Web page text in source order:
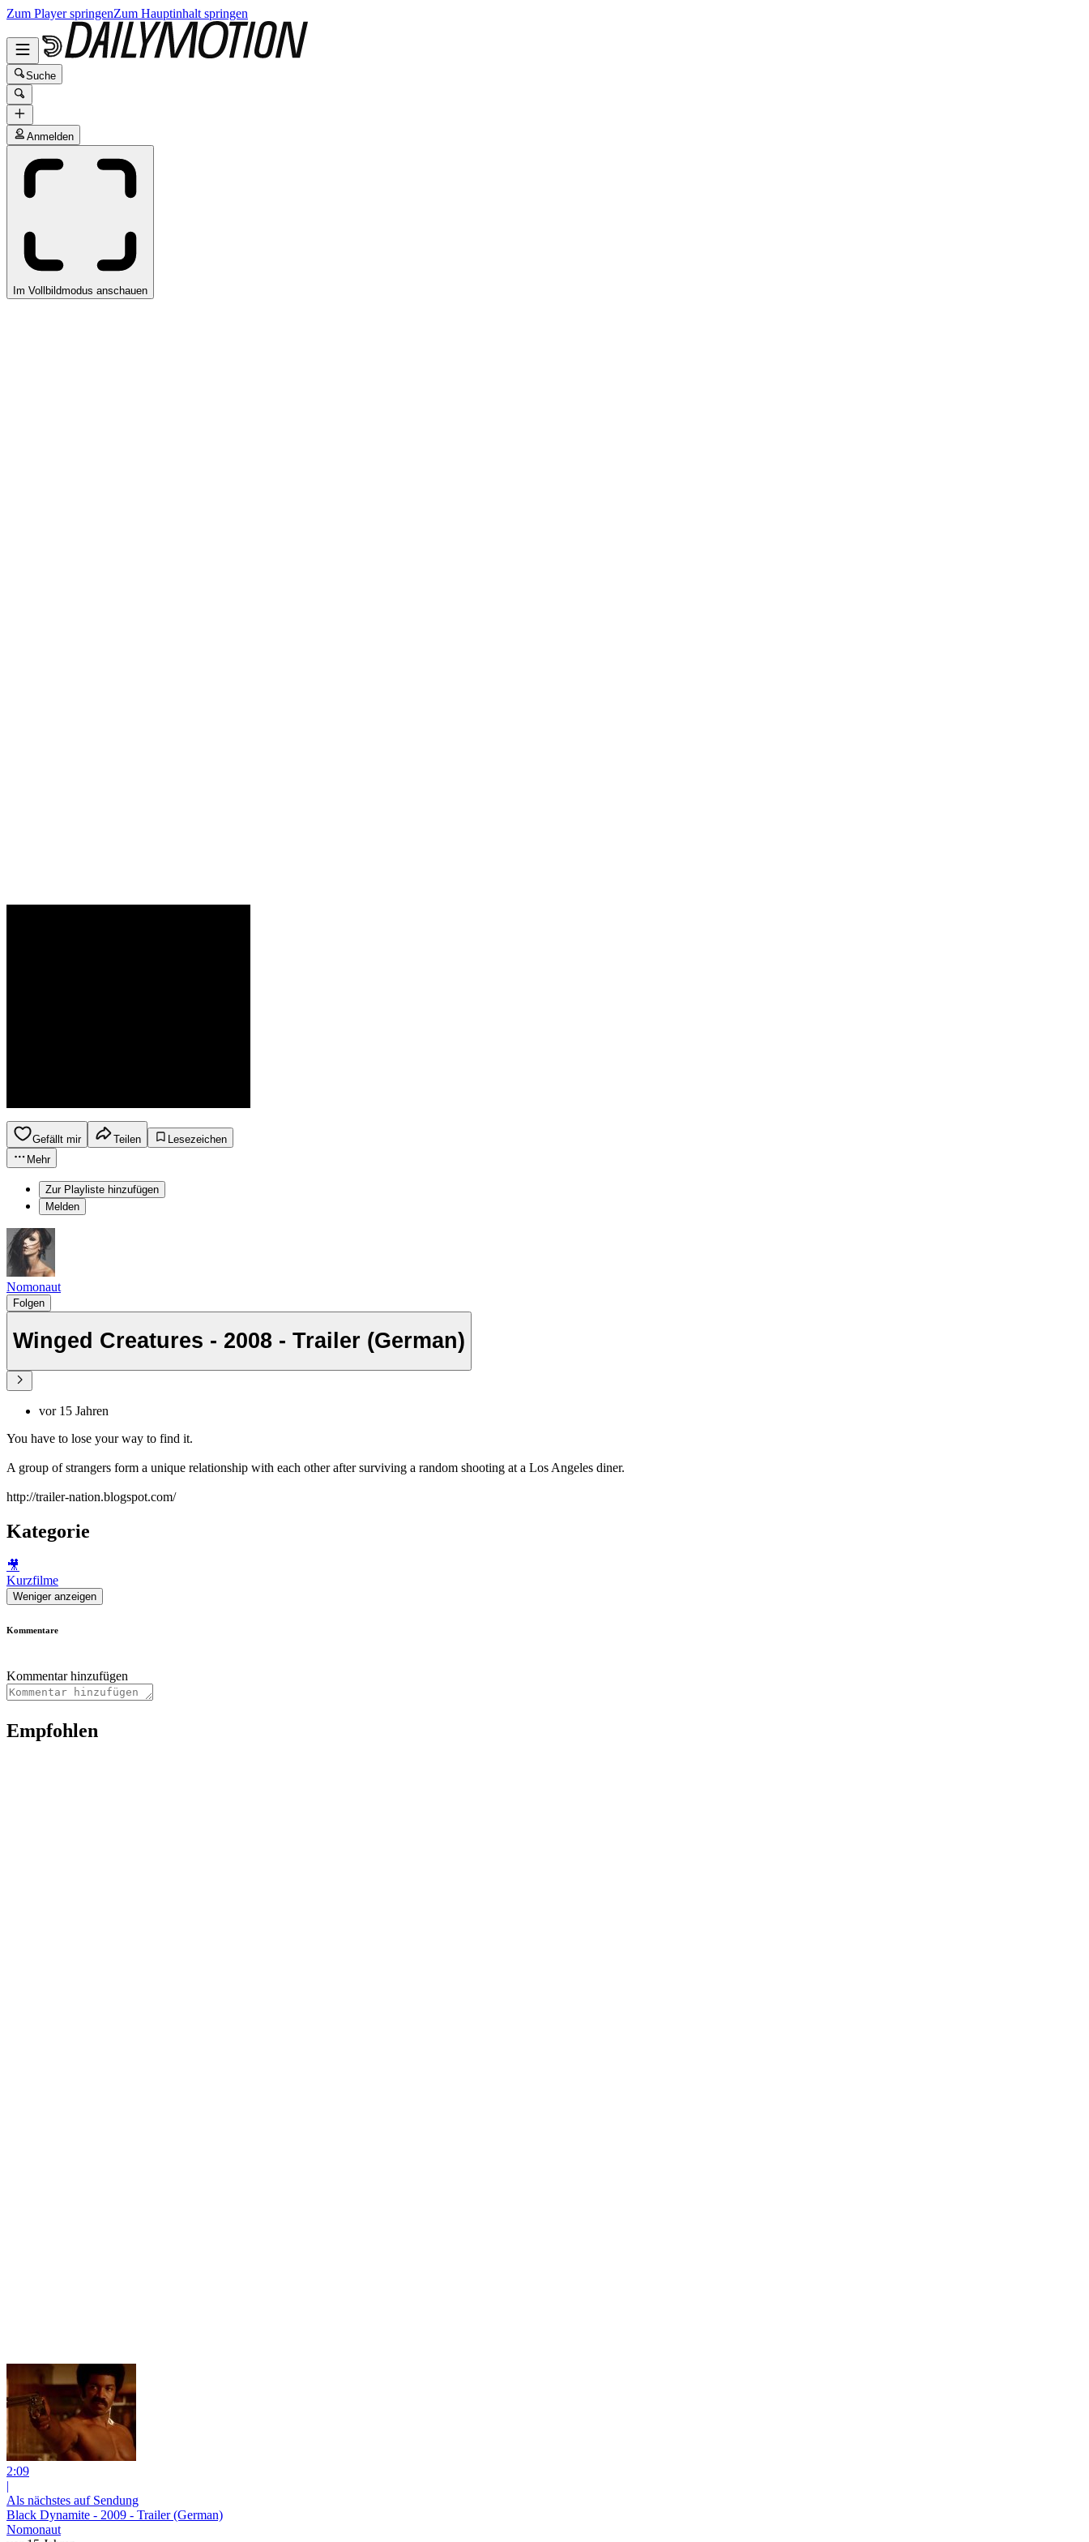
Zum Player springenZum Hauptinhalt springen
Suche
Anmelden
Im Vollbildmodus anschauen
Gefällt mir Teilen
Lesezeichen
Mehr
Zur Playliste hinzufügen
Melden
Nomonaut
Folgen
Winged Creatures - 2008 - Trailer (German)
vor 15 Jahren
You have to lose your way to find it.
A group of strangers form a unique relationship with each other after surviving a random shooting at a Los Angeles diner.
http://trailer-nation.blogspot.com/
Kategorie
🎥
Kurzfilme
Weniger anzeigen
Kommentare
Kommentar hinzufügen
Empfohlen
2:09
|
Als nächstes auf Sendung
Black Dynamite - 2009 - Trailer (German)
Nomonaut